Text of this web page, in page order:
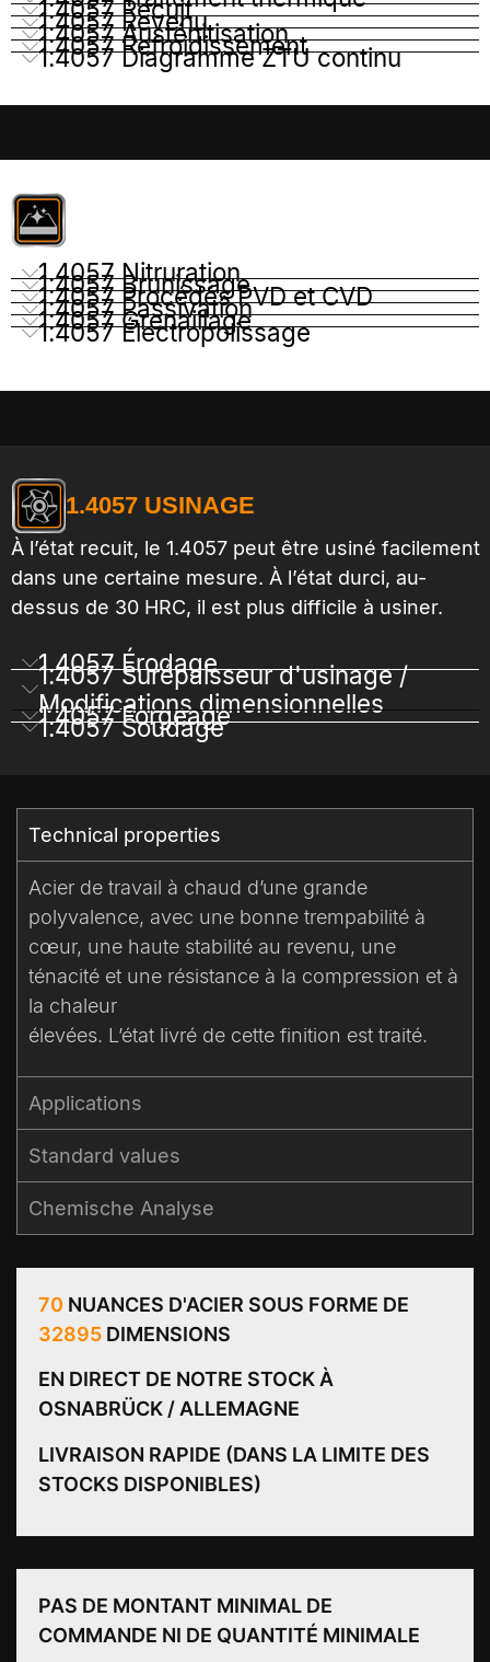
1.4057 Recuit
1.4057 Revenu
1.4057 Austénitisation
1.4057 Refroidissement
1.4057 Diagramme ZTU continu
1.4057 Nitruration
1.4057 Brunissage
1.4057 Procédés PVD et CVD
1.4057 Passivation
1.4057 Grenaillage
1.4057 Électropolissage
1.4057 USINAGE
À l’état recuit, le 1.4057 peut être usiné facilement
dans une certaine mesure. À l’état durci, au-
dessus de 30 HRC, il est plus difficile à usiner.
1.4057 Érodage
1.4057 Surépaisseur d'usinage /
Modifications dimensionnelles
1.4057 Forgeage
1.4057 Soudage
Technical properties​
Acier de travail à chaud d’une grande
polyvalence, avec une bonne trempabilité à
cœur, une haute stabilité au revenu, une
ténacité et une résistance à la compression et à
la chaleur
élevées. L’état livré de cette finition est traité.
Applications
Standard values​
Chemische Analyse
70 NUANCES D'ACIER SOUS FORME DE
32895 DIMENSIONS
EN DIRECT DE NOTRE STOCK À
OSNABRÜCK / ALLEMAGNE
LIVRAISON RAPIDE (DANS LA LIMITE DES
STOCKS DISPONIBLES)
PAS DE MONTANT MINIMAL DE
COMMANDE NI DE QUANTITÉ MINIMALE